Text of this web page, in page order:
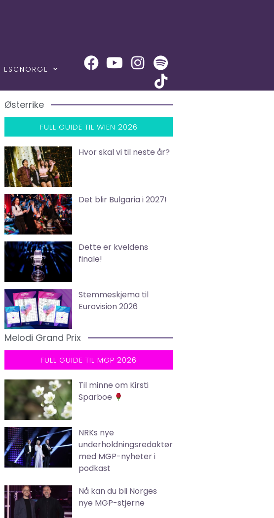
ESCNORGE
Østerrike
FULL GUIDE TIL WIEN 2026
Hvor skal vi til neste år?
Det blir Bulgaria i 2027!
Dette er kveldens
finale!
Stemmeskjema til
Eurovision 2026
Melodi Grand Prix
FULL GUIDE TIL MGP 2026
Til minne om Kirsti
Sparboe
NRKs nye
underholdningsredaktør
med MGP-nyheter i
podkast
Nå kan du bli Norges
nye MGP-stjerne